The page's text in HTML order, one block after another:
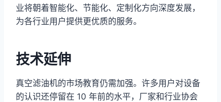
业将朝着智能化、节能化、定制化方向深度发展，
为各行业用户提供更优质的服务。
技术延伸
真空滤油机的市场教育仍需加强。许多用户对设备
的认识还停留在 10 年前的水平，厂家和行业协会